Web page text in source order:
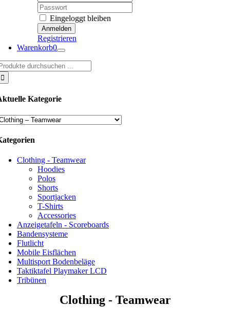
Password:
Eingeloggt bleiben
Registrieren
Warenkorb0
Kategorie
Clothing - Teamwear
Hoodies
Polos
Shorts
Sportjacken
T-Shirts
Accessories
Anzeigetafeln - Scoreboards
Bandensysteme
Flutlicht
Mobile Eisflächen
Multisport Bodenbeläge
Taktiktafel Playmaker LCD
Tribünen
Clothing - Teamwear